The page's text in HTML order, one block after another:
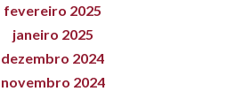
fevereiro 2025
janeiro 2025
dezembro 2024
novembro 2024